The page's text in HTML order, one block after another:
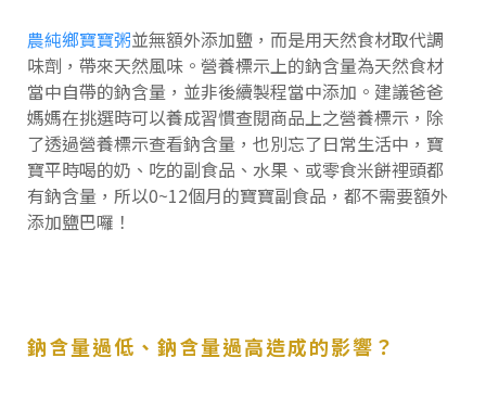
農純鄉寶寶粥並無額外添加鹽，而是用天然食材取代調
味劑，帶來天然風味。營養標示上的鈉含量為天然食材
當中自帶的鈉含量，並非後續製程當中添加。建議爸爸
媽媽在挑選時可以養成習慣查閱商品上之營養標示， 除
了透過營養標示查看鈉含量，也別忘了日常生活中，寶
寶平時喝的奶、吃的副食品、水果、或零食米餅裡頭都
有鈉含量，所以0~12個月的寶寶副食品，都不需要額外
添加鹽巴囉！
鈉含量過低、鈉含量過高造成的影響？